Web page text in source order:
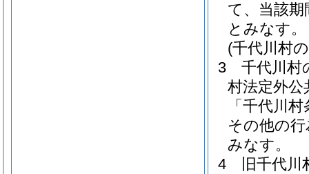
て、当該期
とみなす。
(千代川村
3
千代川村
村法定外公
「千代川
その他の
みなす。
4
旧千代